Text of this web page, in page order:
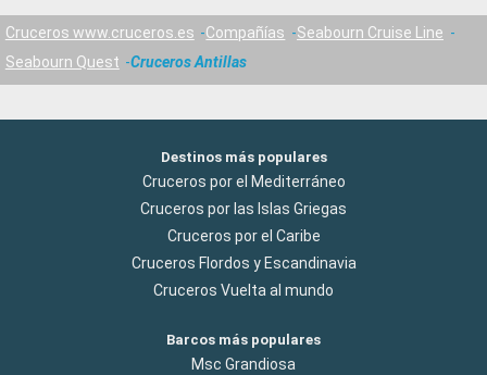
Cruceros www.cruceros.es Compañías
Seabourn Cruise Line
Seabourn Quest
Cruceros Antillas
Destinos más populares
Cruceros por el Mediterráneo
Cruceros por las Islas Griegas
Cruceros por el Caribe
Cruceros Flordos y Escandinavia
Cruceros Vuelta al mundo
Barcos más populares
Msc Grandiosa